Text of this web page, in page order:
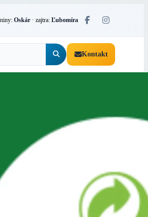
Oskár · zajtra: Ľubomíra
Kontakt